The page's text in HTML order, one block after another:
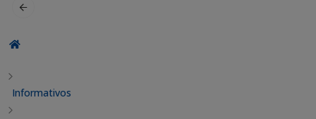
Informativos